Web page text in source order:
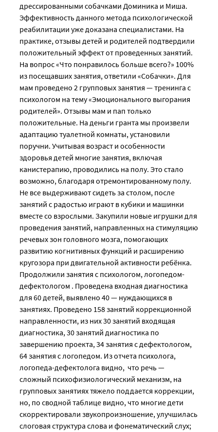
дрессированными собачками Доминика и Миша.
Эффективность данного метода психологической
реабилитации уже доказана специалистами. На
практике, отзывы детей и родителей подтвердили
положительный эффект от проведенных занятий.
На вопрос «Что понравилось больше всего?» 100%
из посещавших занятия, ответили «Собачки». Для
мам проведено 2 групповых занятия — тренинга с
психологом на тему «Эмоционального выгорания
родителей». Отзывы мам и пап только
положительные. На деньги гранта мы произвели
адаптацию туалетной комнаты, установили
поручни. Учитывая возраст и особенности
здоровья детей многие занятия, включая
канистерапию, проводились на полу. Это стало
возможно, благодаря отремонтированному полу.
Не все выдерживают сидеть за столом, после
занятий с радостью играют в кубики и машинки
вместе со взрослыми. Закупили новые игрушки для
проведения занятий, направленных на стимуляцию
речевых зон головного мозга, помогающих
развитию когнитивных функций и расширению
кругозора при двигательной активности ребёнка.
Продолжили занятия с психологом, логопедом-
дефектологом . Проведена входная диагностика
для 60 детей, выявлено 40 — нуждающихся в
занятиях. Проведено 158 занятий коррекционной
направленности, из них 30 занятий входящая
диагностика, 30 занятий диагностика по
завершению проекта, 34 занятия с дефектологом,
64 занятия с логопедом. Из отчета психолога,
логопеда-дефектолога видно, что речь —
сложный психофизиологический механизм, на
групповых занятиях тяжело поддается коррекции,
но, по сводной таблице видно, что многие дети
скорректировали звукопроизношение, улучшилась
слоговая структура слова и фонематический слух;